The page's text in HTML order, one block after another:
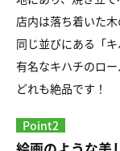
店内は落ち着いた
同じ並びにある「
有名なキハチのロ
どれも絶品です！
Point2